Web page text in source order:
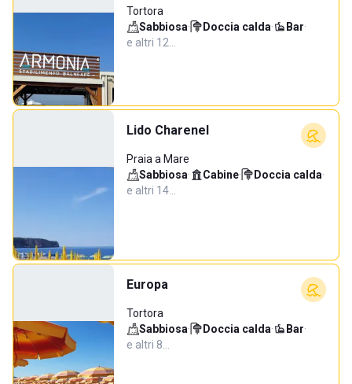
Tortora
Sabbiosa· Doccia calda· Bar·
e altri 12…
Lido Charenel
Praia a Mare
Sabbiosa· Cabine· Doccia calda·
e altri 14…
Europa
Tortora
Sabbiosa· Doccia calda· Bar·
e altri 8…